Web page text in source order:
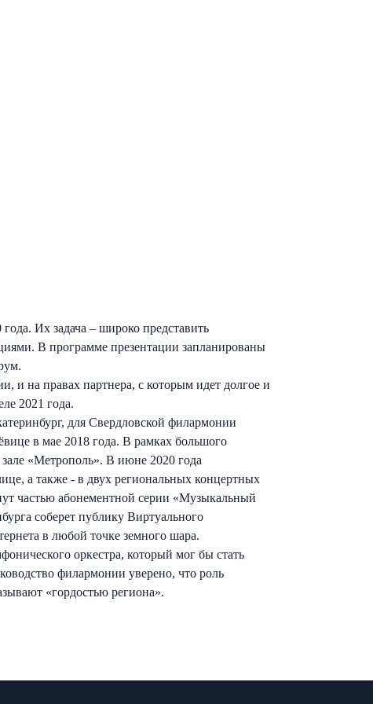
Их задача – широко представить
В программе презентации запланированы
и на правах партнера, с которым идет долгое и
2021 года.
для Свердловской филармонии
в мае 2018 года. В рамках большого
«Метрополь». В июне 2020 года
а также - в двух региональных концертных
частью абонементной серии «Музыкальный
соберет публику Виртуального
в любой точке земного шара.
оркестра, который мог бы стать
филармонии уверено, что роль
«гордостью региона».